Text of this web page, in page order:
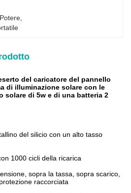
del caricatore del pannello
di illuminazione solare con le
solare di 5w e di una batteria 2
del silicio con un alto tasso
1000 cicli della ricarica
sopra la tassa, sopra scarico,
raccorciata